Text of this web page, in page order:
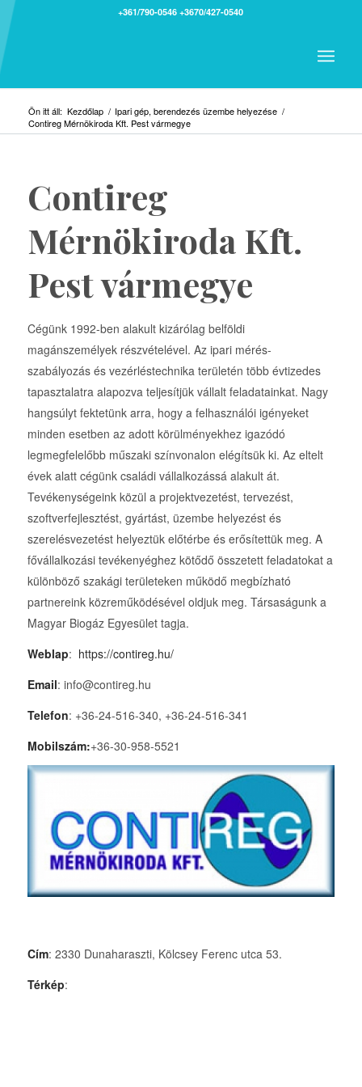
+361/790-0546 +3670/427-0540
Ön itt áll: Kezdőlap / Ipari gép, berendezés üzembe helyezése /
Contireg Mérnökiroda Kft. Pest vármegye
Contireg
Mérnökiroda Kft.
Pest vármegye
Cégünk 1992-ben alakult kizárólag belföldi
magánszemélyek részvételével. Az ipari mérés-
szabályozás és vezérléstechnika területén több évtizedes
tapasztalatra alapozva teljesítjük vállalt feladatainkat. Nagy
hangsúlyt fektetünk arra, hogy a felhasználói igényeket
minden esetben az adott körülményekhez igazódó
legmegfelelőbb műszaki színvonalon elégítsük ki. Az eltelt
évek alatt cégünk családi vállalkozássá alakult át.
Tevékenységeink közül a projektvezetést, tervezést,
szoftverfejlesztést, gyártást, üzembe helyezést és
szerelésvezetést helyeztük előtérbe és erősítettük meg. A
fővállalkozási tevékenyéghez kötődő összetett feladatokat a
különböző szakági területeken működő megbízható
partnereink közreműködésével oldjuk meg. Társaságunk a
Magyar Biogáz Egyesület tagja.
Weblap: https://contireg.hu/
Email: info@contireg.hu
Telefon: +36-24-516-340, +36-24-516-341
Mobilszám:+36-30-958-5521
Cím: 2330 Dunaharaszti, Kölcsey Ferenc utca 53.
Térkép: